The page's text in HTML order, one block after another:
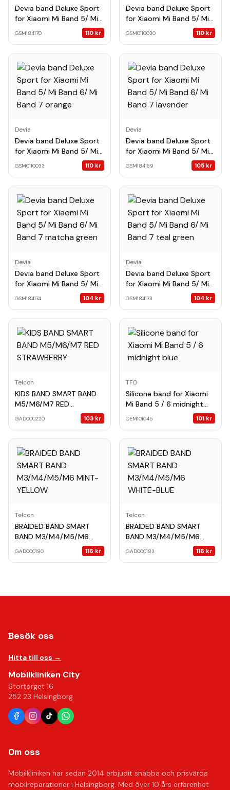
Devia band Deluxe Sport
for Xiaomi Mi Band 5/ Mi
Band 6/ Mi Band 7 ink
GSM184170 110 kr
Devia band Deluxe Sport
for Xiaomi Mi Band 5/ Mi
Band 6/ Mi Band 7 black
GSM0110030 110 kr
Devia
Devia band Deluxe Sport
for Xiaomi Mi Band 5/ Mi
Band 6/ Mi Band 7 orange
GSM0110033 110 kr
Devia
Devia band Deluxe Sport
for Xiaomi Mi Band 5/ Mi
GSM184169 105 kr
Devia
Devia band Deluxe Sport
for Xiaomi Mi Band 5/ Mi
GSM184174 104 kr
Devia
Devia band Deluxe Sport
for Xiaomi Mi Band 5/ Mi
Band 6/ Mi Band 7 teal
GSM184173 104 kr
Telcon
KIDS BAND SMART BAND
M5/M6/M7 RED
GAD000220 103 kr
TFO
Silicone band for Xiaomi
Mi Band 5 / 6 midnight
OEM101045 101 kr
Telcon
BRAIDED BAND SMART
BAND M3/M4/M5/M6
GAD000180 116 kr
Telcon
BRAIDED BAND SMART
BAND M3/M4/M5/M6
GAD000183 116 kr
Besök oss
Hitta till oss →
Mobilkliniken City
Stortorget 16
252 23 Helsingborg
Om oss
Mobilkliniken har sedan 2014 erbjudit snabba och prisvärda
mobilreparationer i Helsingborg. Med över 10 års erfarenhet